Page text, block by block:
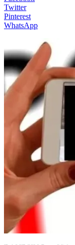
Twitter
Pinterest
WhatsApp